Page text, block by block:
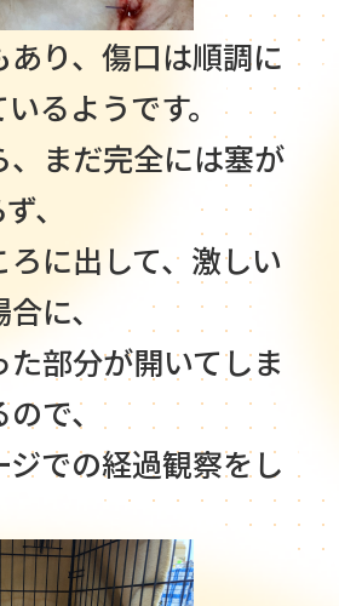
り、傷口は順調に
るようです。
、まだ完全には塞が
、
に出して、激しい
に、
部分が開いてしま
で、
ジでの経過観察をし